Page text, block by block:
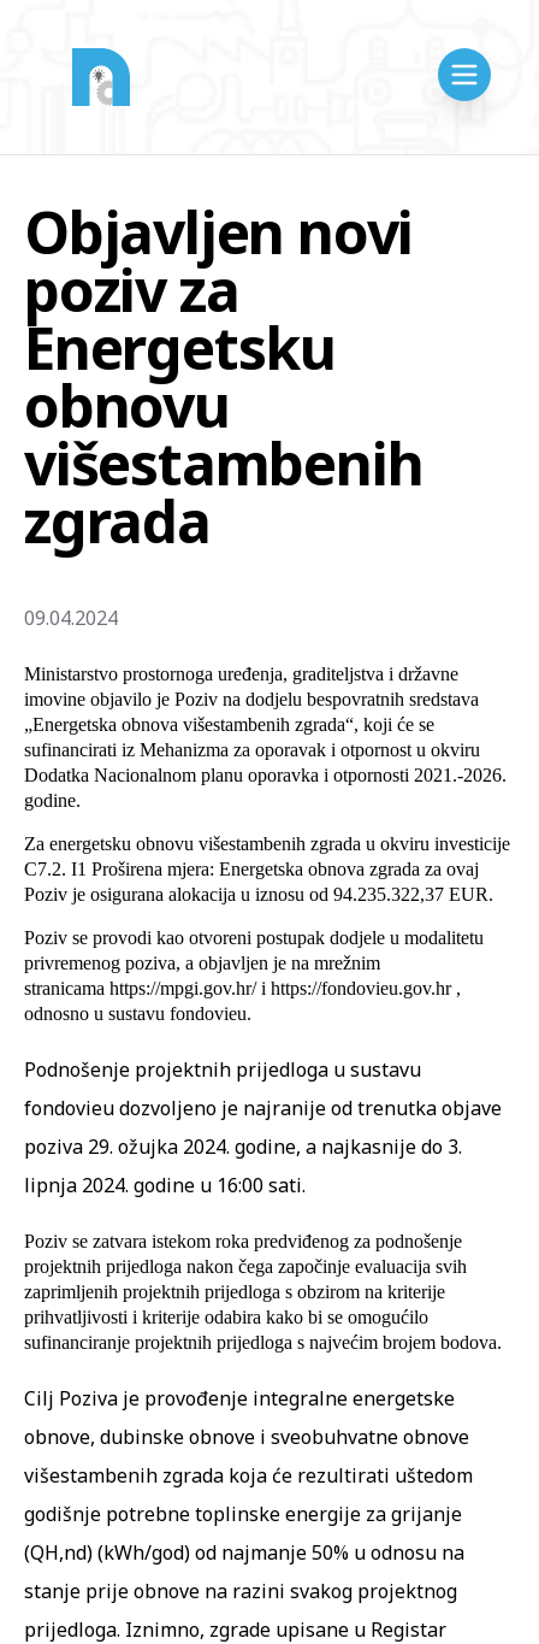
Objavljen novi
poziv za
Energetsku
obnovu
višestambenih
zgrada
09.04.2024
Ministarstvo prostornoga uređenja, graditeljstva i državne
imovine objavilo je Poziv na dodjelu bespovratnih sredstava
„Energetska obnova višestambenih zgrada“, koji će se
sufinancirati iz Mehanizma za oporavak i otpornost u okviru
Dodatka Nacionalnom planu oporavka i otpornosti 2021.-2026.
godine.
Za energetsku obnovu višestambenih zgrada u okviru investicije
C7.2. I1 Proširena mjera: Energetska obnova zgrada za ovaj
Poziv je osigurana alokacija u iznosu od 94.235.322,37 EUR.
Poziv se provodi kao otvoreni postupak dodjele u modalitetu
privremenog poziva, a objavljen je na mrežnim
stranicama https://mpgi.gov.hr/i https://fondovieu.gov.hr,
odnosno u sustavu fondovieu.
Podnošenje projektnih prijedloga u sustavu
fondovieu dozvoljeno je najranije od trenutka objave
poziva 29. ožujka 2024. godine, a najkasnije do 3.
lipnja 2024. godine u 16:00 sati.
Poziv se zatvara istekom roka predviđenog za podnošenje
projektnih prijedloga nakon čega započinje evaluacija svih
zaprimljenih projektnih prijedloga s obzirom na kriterije
prihvatljivosti i kriterije odabira kako bi se omogućilo
sufinanciranje projektnih prijedloga s najvećim brojem bodova.
Cilj Poziva je provođenje integralne energetske
obnove, dubinske obnove i sveobuhvatne obnove
višestambenih zgrada koja će rezultirati uštedom
godišnje potrebne toplinske energije za grijanje
(QH,nd) (kWh/god) od najmanje 50% u odnosu na
stanje prije obnove na razini svakog projektnog
prijedloga. Iznimno, zgrade upisane u Registar